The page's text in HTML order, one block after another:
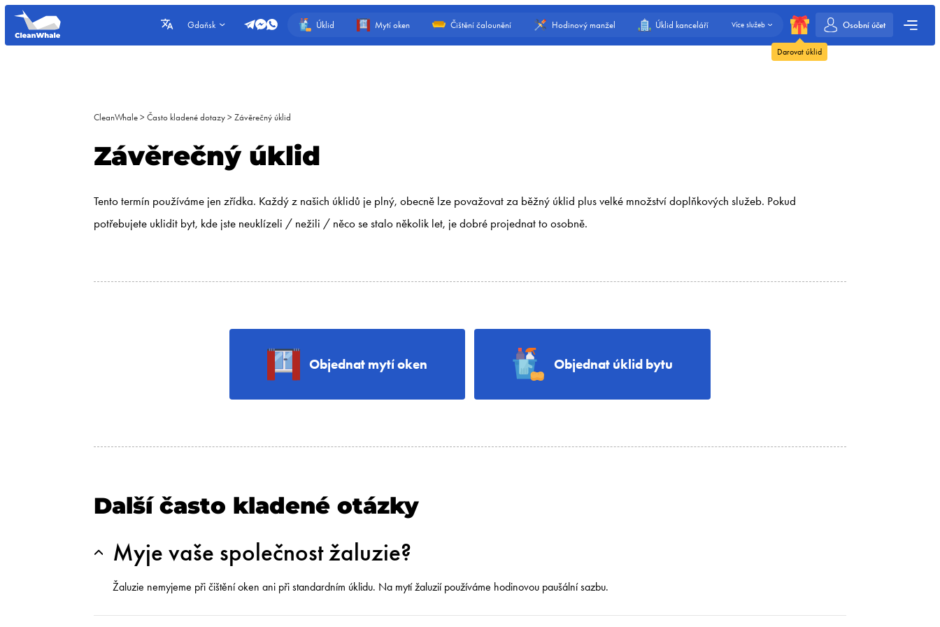
Gdaňsk Úklid Mytí oken Čištění čalounění Hodinový manžel Úklid kanceláří Více služeb
Darovat úklid
Osobní účet
CleanWhale >Často kladené dotazy >Závěrečný úklid
Závěrečný úklid
Tento termín používáme jen zřídka. Každý z našich úklidů je plný, obecně lze považovat za běžný úklid plus velké množství doplňkových služeb. Pokud
potřebujete uklidit byt, kde jste neuklízeli / nežili / něco se stalo několik let, je dobré projednat to osobně.
Objednat mytí oken Objednat úklid bytu
Další často kladené otázky
Myje vaše společnost žaluzie?
Žaluzie nemyjeme při čištění oken ani při standardním úklidu. Na mytí žaluzií používáme hodinovou paušální sazbu.